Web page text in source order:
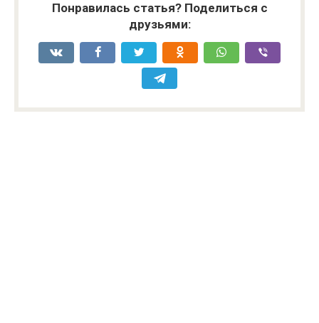
Понравилась статья? Поделиться с
друзьями: